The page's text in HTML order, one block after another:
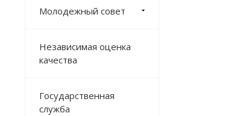
Молодежный совет
Независимая оценка
качества
Государственная
служба